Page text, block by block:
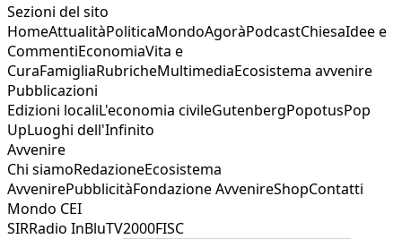
Sezioni del sito
HomeAttualitàPoliticaMondoAgoràPodcastChiesaIdee e
CommentiEconomiaVita e
CuraFamigliaRubricheMultimediaEcosistema avvenire
Pubblicazioni
Edizioni localiL'economia civileGutenbergPopotusPop
UpLuoghi dell'Infinito
Avvenire
Chi siamoRedazioneEcosistema
AvvenirePubblicitàFondazione AvvenireShopContatti
Mondo CEI
SIRRadio InBluTV2000FISC